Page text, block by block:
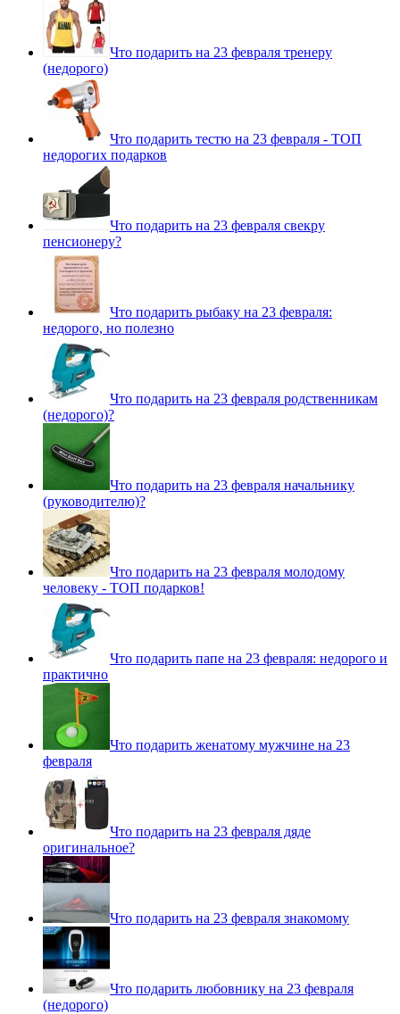
Что подарить на 23 февраля тренеру
(недорого)
Что подарить тестю на 23 февраля - ТОП
недорогих подарков
Что подарить на 23 февраля свекру
пенсионеру?
Что подарить рыбаку на 23 февраля:
недорого, но полезно
Что подарить на 23 февраля родственникам
(недорого)?
Что подарить на 23 февраля начальнику
(руководителю)?
Что подарить на 23 февраля молодому
человеку - ТОП подарков!
Что подарить папе на 23 февраля: недорого и
практично
Что подарить женатому мужчине на 23
февраля
Что подарить на 23 февраля дяде
оригинальное?
Что подарить на 23 февраля знакомому
Что подарить любовнику на 23 февраля
(недорого)